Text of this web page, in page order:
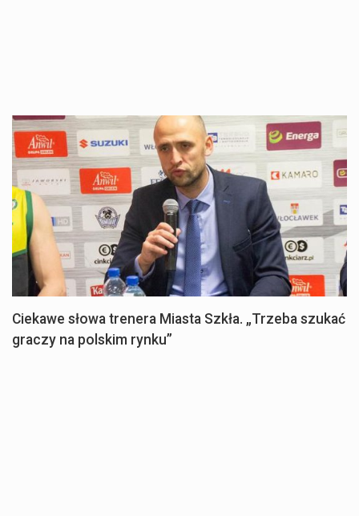
Ciekawe słowa trenera Miasta Szkła. „Trzeba szukać
graczy na polskim rynku”